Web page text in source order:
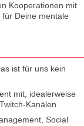
Kooperationen mit
Deine mentale
ist für uns kein
mit, idealerweise
Kanälen
Social